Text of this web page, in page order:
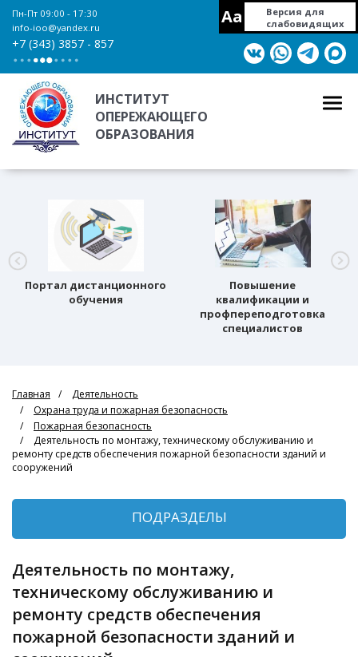
Пн-Пт 09:00 - 17:30
info-ioo@yandex.ru
+7 (343) 3857 - 857
Aa
Версия для
слабовидящих
ИНСТИТУТ
ОПЕРЕЖАЮЩЕГО
ОБРАЗОВАНИЯ
Портал дистанционного
обучения
Повышение
квалификации и
профпереподготовка
специалистов
Главная
Деятельность
Охрана труда и пожарная безопасность
Пожарная безопасность
Деятельность по монтажу, техническому обслуживанию и
ремонту средств обеспечения пожарной безопасности зданий и
сооружений
ПОДРАЗДЕЛЫ
Деятельность по монтажу,
техническому обслуживанию и
ремонту средств обеспечения
пожарной безопасности зданий и